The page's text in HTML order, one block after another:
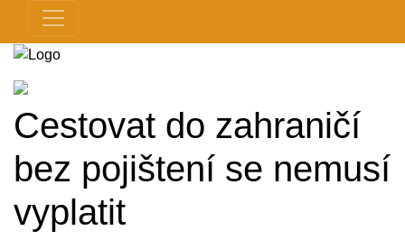
Cestovat do zahraničí
bez pojištení se nemusí
vyplatit